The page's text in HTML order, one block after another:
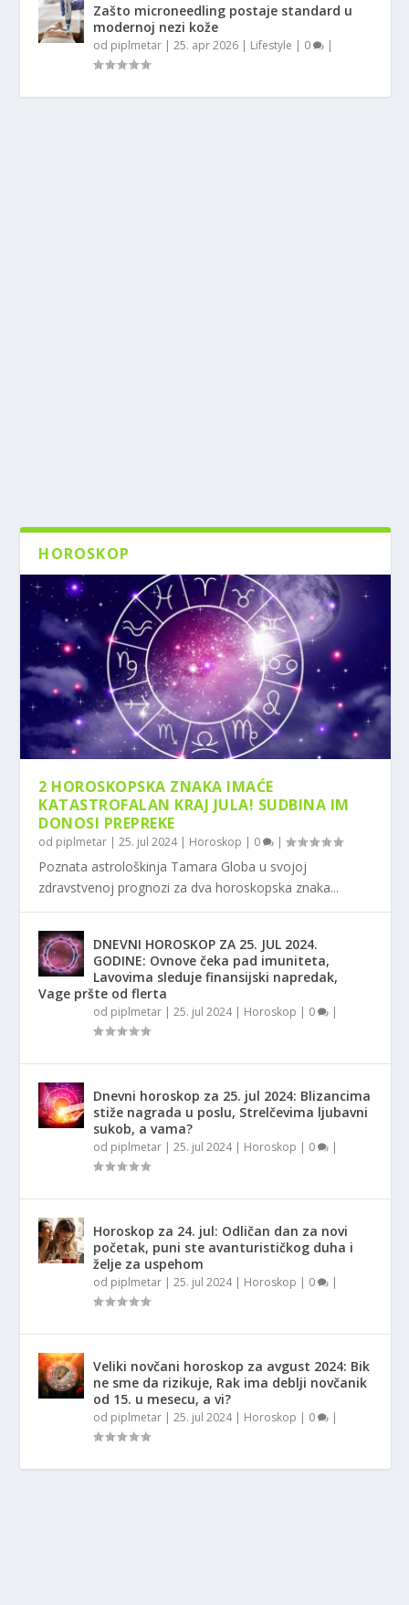
Zašto microneedling postaje standard u
modernoj nezi kože
od piplmetar |25. apr 2026 | Lifestyle | 0 |
HOROSKOP
2 HOROSKOPSKA ZNAKA IMAĆE
KATASTROFALAN KRAJ JULA! SUDBINA IM
DONOSI PREPREKE
od piplmetar |25. jul 2024| Horoskop | 0 |
Poznata astrološkinja Tamara Globa u svojoj
zdravstvenoj prognozi za dva horoskopska znaka...
DNEVNI HOROSKOP ZA 25. JUL 2024.
GODINE: Ovnove čeka pad imuniteta,
Lavovima sleduje finansijski napredak,
Vage pršte od flerta
od piplmetar |25. jul 2024| Horoskop | 0 |
Dnevni horoskop za 25. jul 2024: Blizancima
stiže nagrada u poslu, Strelčevima ljubavni
sukob, a vama?
od piplmetar |25. jul 2024| Horoskop | 0 |
Horoskop za 24. jul: Odličan dan za novi
početak, puni ste avanturističkog duha i
želje za uspehom
od piplmetar |25. jul 2024| Horoskop | 0 |
Veliki novčani horoskop za avgust 2024: Bik
ne sme da rizikuje, Rak ima deblji novčanik
od 15. u mesecu, a vi?
od piplmetar |25. jul 2024| Horoskop | 0 |